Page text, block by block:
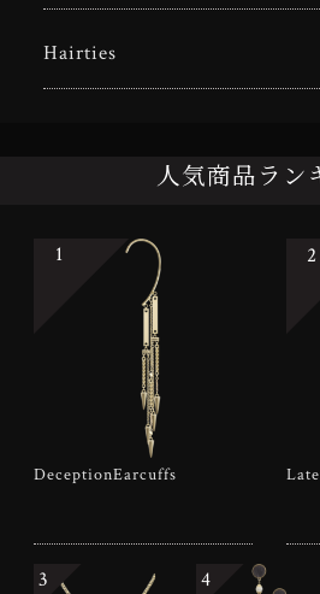
Hairties
人気商品ラン
DeceptionEarcuffs
1 2
3 4